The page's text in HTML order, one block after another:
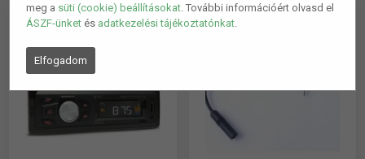
meg a süti (cookie) beállításokat. További információért olvasd el
ÁSZF-ünket és adatkezelési tájékoztatónkat.
Elfogadom